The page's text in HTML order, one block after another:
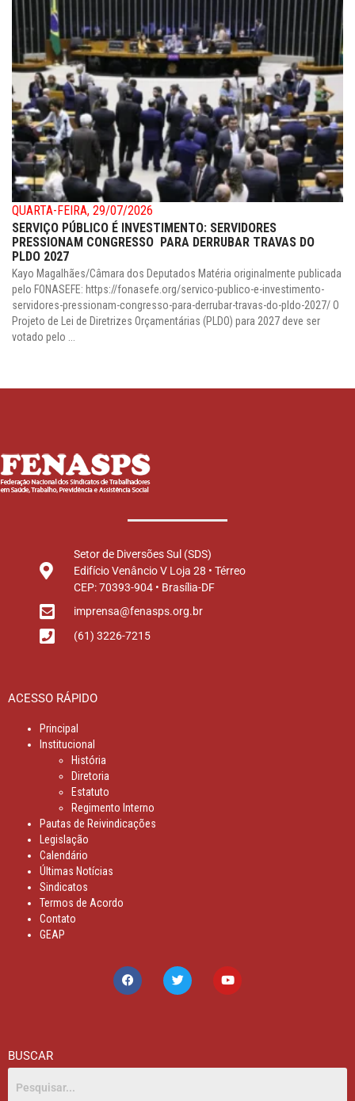
QUARTA-FEIRA, 29/07/2026
SERVIÇO PÚBLICO É INVESTIMENTO: SERVIDORES
PRESSIONAM CONGRESSO PARA DERRUBAR TRAVAS DO
PLDO 2027
Kayo Magalhães/Câmara dos Deputados Matéria originalmente publicada
pelo FONASEFE: https://fonasefe.org/servico-publico-e-investimento-
servidores-pressionam-congresso-para-derrubar-travas-do-pldo-2027/ O
Projeto de Lei de Diretrizes Orçamentárias (PLDO) para 2027 deve ser
votado pelo ...
Setor de Diversões Sul (SDS)
Edifício Venâncio V Loja 28 • Térreo
CEP: 70393-904 • Brasília-DF
imprensa@fenasps.org.br
(61) 3226-7215
ACESSO RÁPIDO
Principal
Institucional
História
Diretoria
Estatuto
Regimento Interno
Pautas de Reivindicações
Legislação
Calendário
Últimas Notícias
Sindicatos
Termos de Acordo
Contato
GEAP
BUSCAR